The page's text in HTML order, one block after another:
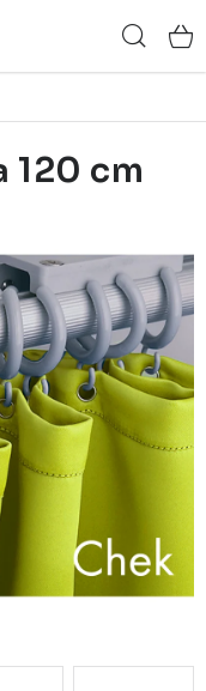
120 cm